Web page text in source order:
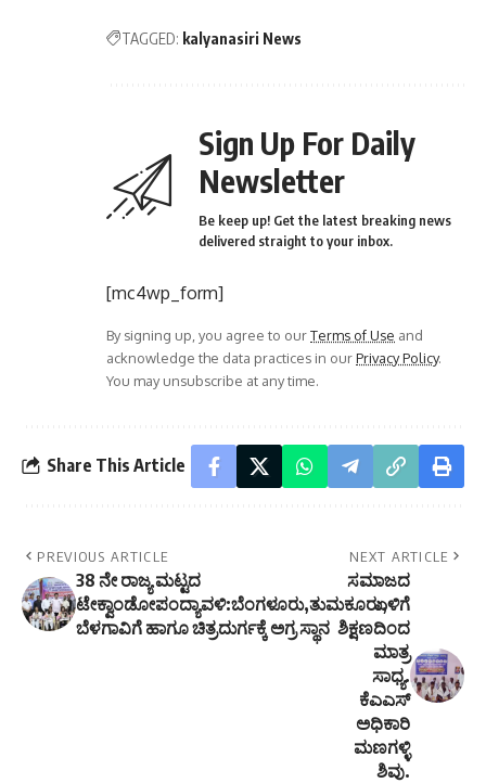
TAGGED: kalyanasiri News
Sign Up For Daily
Newsletter
Be keep up! Get the latest breaking news
delivered straight to your inbox.
[mc4wp_form]
By signing up, you agree to ourTerms of Use and
acknowledge the data practices in ourPrivacy Policy.
You may unsubscribe at any time.
Share This Article
PREVIOUS ARTICLE
38 ನೇ ರಾಜ್ಯ ಮಟ್ಟದ
ಟೇಕ್ವಾಂಡೋಪಂದ್ಯಾವಳಿ:ಬೆಂಗಳೂರು,ತುಮಕೂರು,
ಬೆಳಗಾವಿಗೆ ಹಾಗೂ ಚಿತ್ರದುರ್ಗಕ್ಕೆ ಅಗ್ರ ಸ್ಥಾನ
NEXT ARTICLE
ಸಮಾಜದ
ಏಳಿಗೆ
ಶಿಕ್ಷಣದಿಂದ
ಮಾತ್ರ
ಸಾಧ್ಯ.
ಕೆಎಎಸ್
ಅಧಿಕಾರಿ
ಮಣಗಳ್ಳಿ
ಶಿವು.